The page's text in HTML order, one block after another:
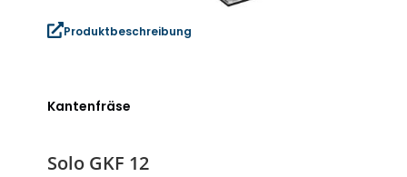
Produktbeschreibung
Kantenfräse
Solo GKF 12